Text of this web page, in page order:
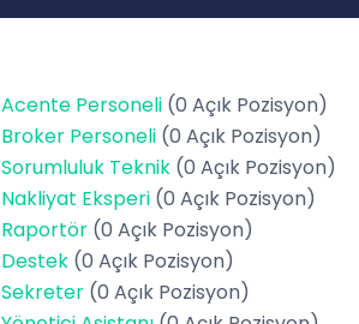
Acente Personeli (0 Açık Pozisyon)
Broker Personeli (0 Açık Pozisyon)
Sorumluluk Teknik (0 Açık Pozisyon)
Nakliyat Eksperi (0 Açık Pozisyon)
Raportör (0 Açık Pozisyon)
Destek (0 Açık Pozisyon)
Sekreter (0 Açık Pozisyon)